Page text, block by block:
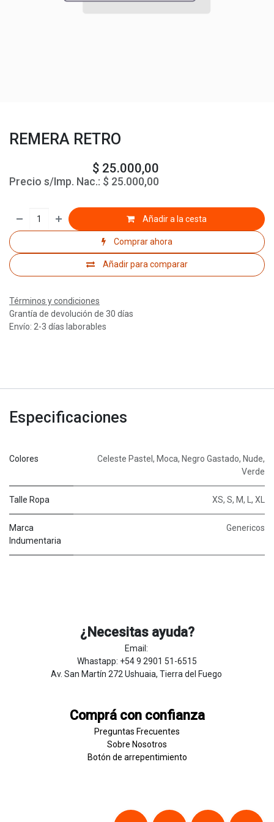
REMERA RETRO
$ 25.000,00
Precio s/Imp. Nac.: $ 25.000,00
Añadir a la cesta
Comprar ahora
Añadir para comparar
Términos y condiciones
Grantía de devolución de 30 días
Envío: 2-3 días laborables
Especificaciones
Colores Celeste Pastel, Moca, Negro Gastado, Nude,
Verde
Talle Ropa XS, S, M, L , XL
Marca
Indumentaria
Genericos
¿Necesitas ayuda?
Email:
Whastapp: +54 9 2901 51-6515
Av. San Martín 272 Ushuaia, Tierra del Fuego
Comprá con confianza
Preguntas Frecuentes
Sobre Nosotros
Botón de ​arrepentim​​​iento